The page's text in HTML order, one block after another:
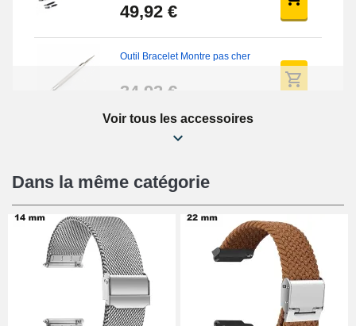
49,92 €
Outil Bracelet Montre pas cher
34,92 €
Kit Réparation Montre Débutant
16,90 €
Pied à Coulisse Numérique
9,90 €
Pince à Poinçonner (pince trou)
Voir tous les accessoires
Dans la même catégorie